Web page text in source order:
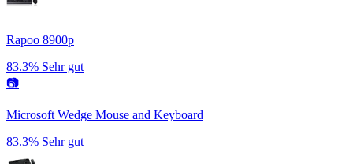
Rapoo 8900p
83.3% Sehr gut
📷
Microsoft Wedge Mouse and Keyboard
83.3% Sehr gut